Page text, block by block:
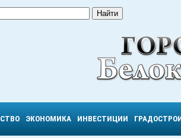
ЭКОНОМИКА ИНВЕСТИЦИИ